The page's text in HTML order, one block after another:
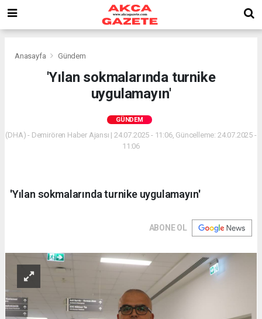
Anasayfa Gündem
'Yılan sokmalarında turnike
uygulamayın'
GÜNDEM
(DHA) - Demirören Haber Ajansı | 24.07.2025 - 11:06, Güncelleme: 24.07.2025 -
11:06
'Yılan sokmalarında turnike uygulamayın'
ABONE OL